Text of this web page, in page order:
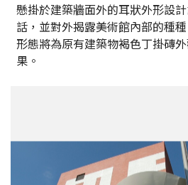
懸掛於建築牆面外的耳狀外形設
話，並對外揭露美術館內部的種
形態將為原有建築物褐色丁掛磚
果。